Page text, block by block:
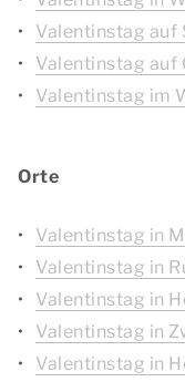
Valentinstag auf
Valentinstag auf
Valentinstag im
Orte
Valentinstag in
Valentinstag in
Valentinstag in
Valentinstag in
Valentinstag in